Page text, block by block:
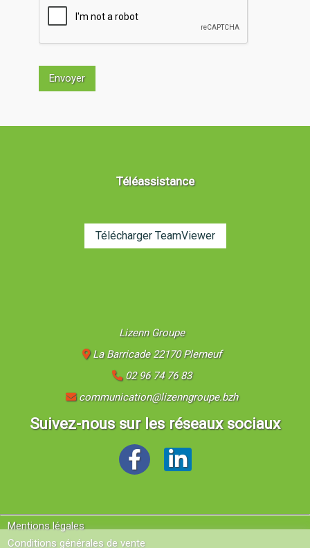
Envoyer
Téléassistance
Télécharger TeamViewer
Lizenn Groupe
La Barricade 22170 Plerneuf
02 96 74 76 83
communication@lizenngroupe.bzh
Suivez-nous sur les réseaux sociaux
Mentions légales
Conditions générales de vente